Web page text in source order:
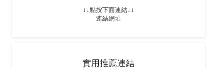
↓↓點按下面連結↓↓
連結網址
實用推薦連結